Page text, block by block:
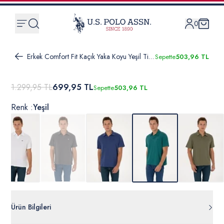
0
Erkek Comfort Fit Kaçık Yaka Koyu Yeşil TişörtSepette503,96 TL
1.299,95 TL699,95 TLSepette503,96 TL
Renk :Yeşil
Ürün Bilgileri